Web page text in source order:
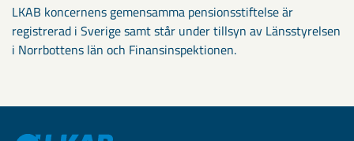
LKAB koncernens gemensamma pensionsstiftelse är
registrerad i Sverige samt står under tillsyn av Länsstyrelsen
i Norrbottens län och Finansinspektionen.